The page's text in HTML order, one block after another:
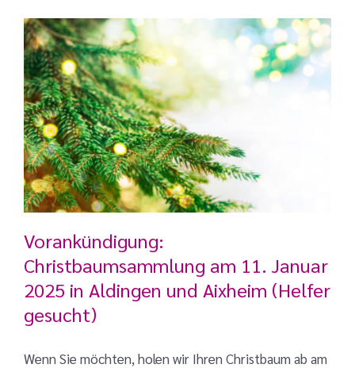
Vorankündigung:
Christbaumsammlung am 11. Januar
2025 in Aldingen und Aixheim (Helfer
gesucht)
Wenn Sie möchten, holen wir Ihren Christbaum ab am